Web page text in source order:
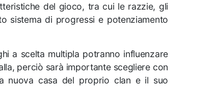
del gioco, tra cui le razzie, gli
sistema di progressi e potenziamento
a scelta multipla potranno influenzare
perciò sarà importante scegliere con
nuova casa del proprio clan e il suo